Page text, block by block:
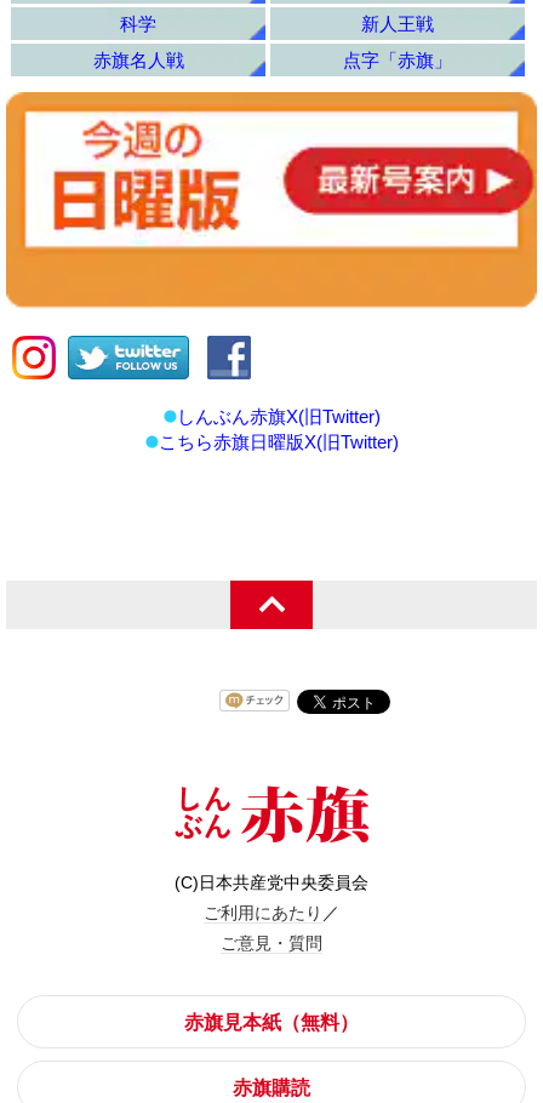
科学
新人王戦
赤旗名人戦
点字「赤旗」
しんぶん赤旗X(旧Twitter)
こちら赤旗日曜版X(旧Twitter)
(C)日本共産党中央委員会
ご利用にあたり ／
ご意見・質問
赤旗見本紙（無料）
赤旗購読